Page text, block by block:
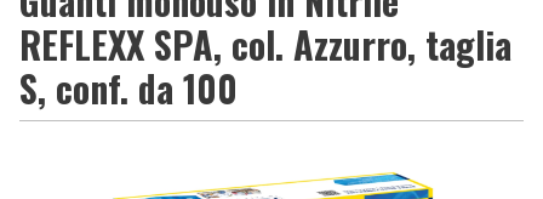
REFLEXX SPA, col. Azzurro, taglia
S, conf. da 100